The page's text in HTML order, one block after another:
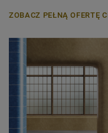
ZOBACZ PEŁNĄ OFERTĘ